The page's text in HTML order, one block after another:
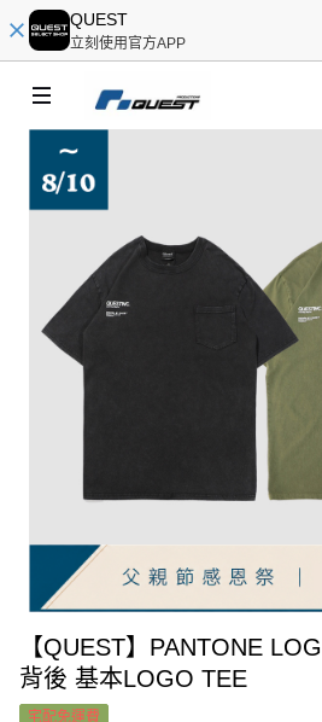
QUEST
立刻使用官方APP
【QUEST】PANTONE
背後 基本LOGO TEE
宅配免運費